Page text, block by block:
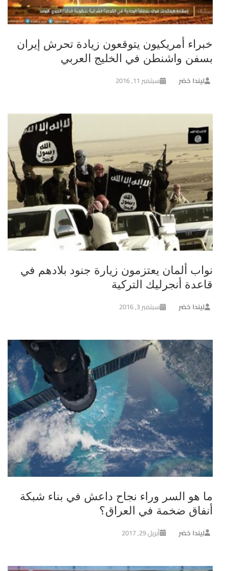
خبراء أمريكيون يتوقعون زيادة تحرش إيران
بسفن واشنطن في الخليج العربي
ليندا خضر سبتمبر 11, 2016
نواب ألمان يعتزمون زيارة جنود بلادهم في
قاعدة أنجرليك التركية
ليندا خضر سبتمبر 3, 2016
ما هو السر وراء نجاح داعش في بناء شبكة
أنفاق ضخمة في العراق؟
ليندا خضر أبريل 29, 2017